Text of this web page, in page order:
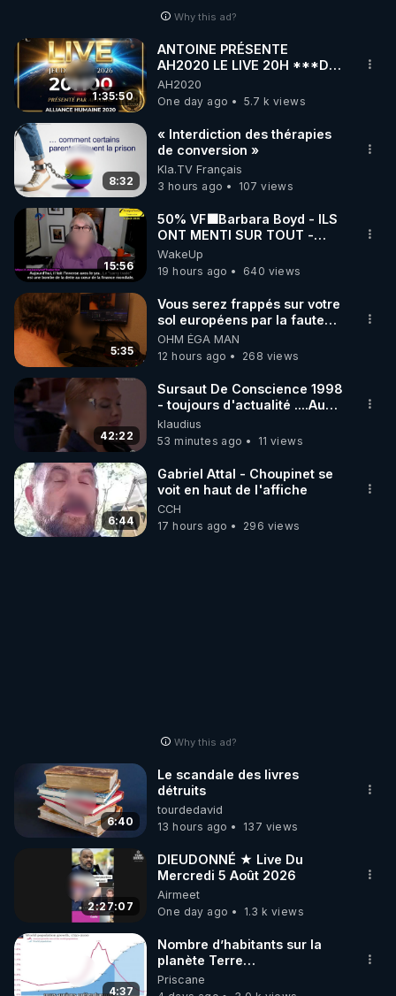
Why this ad?
1:35:50
ANTOINE PRÉSENTE
AH2020 LE LIVE 20H ***DU
06/08/2026***
AH2020
One day ago
5.7 k views
8:32
« Interdiction des thérapies
de conversion »
Kla.TV Français
3 hours ago
107 views
15:56
50% VF🟩Barbara Boyd - ILS
ONT MENTI SUR TOUT -
Jocelyne Traduction
WakeUp
19 hours ago
640 views
5:35
Vous serez frappés sur votre
sol européens par la faute
des dirigeants qui s'en
mettent dans le nez
OHM ÉGA MAN
12 hours ago
268 views
42:22
Sursaut De Conscience 1998
- toujours d'actualité ....Au
Dela Du Réel
klaudius
53 minutes ago
11 views
6:44
Gabriel Attal - Choupinet se
voit en haut de l'affiche
CCH
17 hours ago
296 views
Why this ad?
6:40
Le scandale des livres
détruits
tourdedavid
13 hours ago
137 views
2:27:07
DIEUDONNÉ ★ Live Du
Mercredi 5 Août 2026
Airmeet
One day ago
1.3 k views
4:37
Nombre d’habitants sur la
planète Terre…
Priscane